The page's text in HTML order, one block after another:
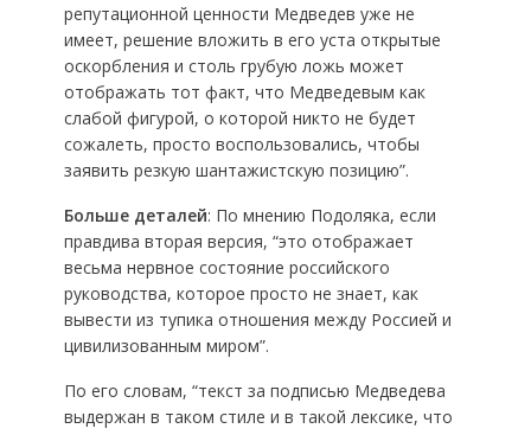
репутационной ценности Медведев уже не
имеет, решение вложить в его уста открытые
оскорбления и столь грубую ложь может
отображать тот факт, что Медведевым как
слабой фигурой, о которой никто не будет
сожалеть, просто воспользовались, чтобы
заявить резкую шантажистскую позицию”.
Больше деталей: По мнению Подоляка, если
правдива вторая версия, “это отображает
весьма нервное состояние российского
руководства, которое просто не знает, как
вывести из тупика отношения между Россией и
цивилизованным миром”.
По его словам, “текст за подписью Медведева
выдержан в таком стиле и в такой лексике, что